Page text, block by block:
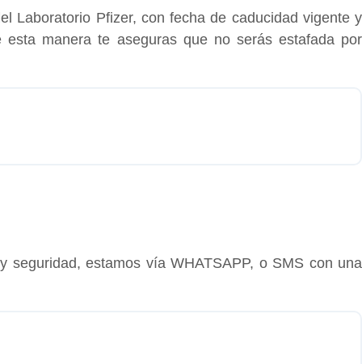
Laboratorio Pfizer, con fecha de caducidad vigente y
manera te aseguras que no serás estafada por
seguridad, estamos vía WHATSAPP, o SMS con una